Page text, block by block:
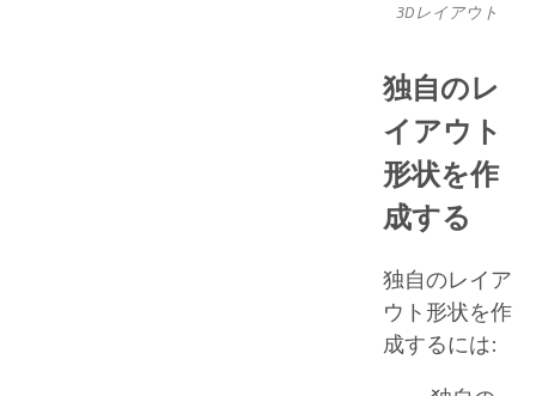
3Dレイアウト
独自のレ
イアウト
形状を作
成する
独自のレイア
ウト形状を作
成するには: